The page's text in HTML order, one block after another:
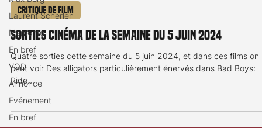
Laurent Scherlen
Memento
En bref
VOD
Annonce
Evénement
En bref
Critique de film
Sorties cinéma de la semaine du 5 juin 2024
Quatre sorties cette semaine du 5 juin 2024, et dans ces films on
peut voir Des alligators particulièrement énervés dans Bad Boys:
Ride...